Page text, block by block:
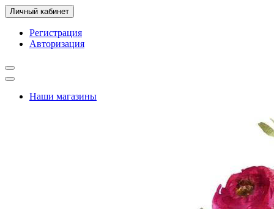
Личный кабинет
Регистрация
Авторизация
Наши магазины